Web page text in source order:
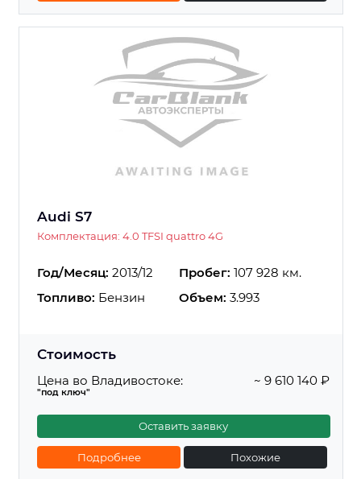
Audi S7
Комплектация: 4.0 TFSI quattro 4G
Год/Месяц: 2013/12 Пробег: 107 928 км.
Топливо: Бензин Объем: 3.993
Стоимость
Цена во Владивостоке:
"под ключ"
~ 9 610 140 ₽
Оставить заявку
Подробнее Похожие